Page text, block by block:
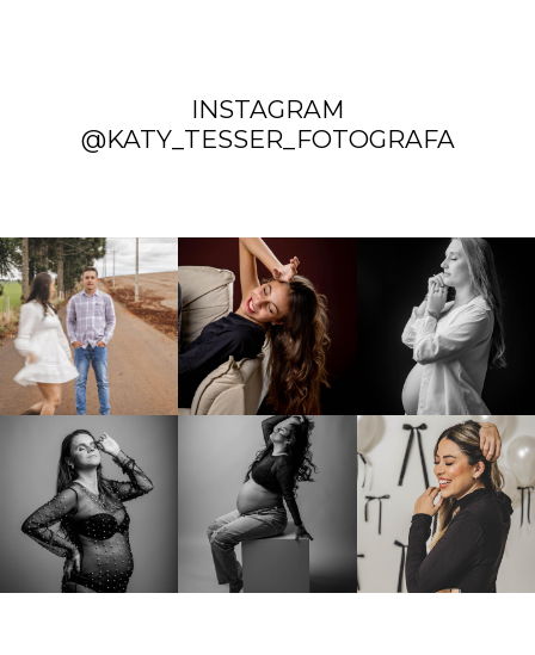
INSTAGRAM
@KATY_TESSER_FOTOGRAFA